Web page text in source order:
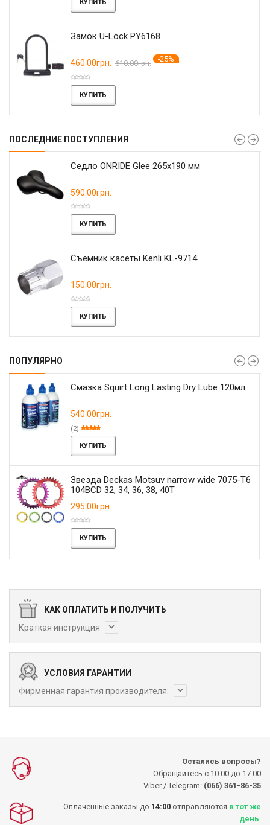
КУПИТЬ
Замок U-Lock PY6168
460.00грн. 610.00грн. -25%
КУПИТЬ
ПОСЛЕДНИЕ ПОСТУПЛЕНИЯ
Седло ONRIDE Glee 265x190 мм
590.00грн.
КУПИТЬ
Съемник касеты Kenli KL-9714
150.00грн.
КУПИТЬ
ПОПУЛЯРНО
Смазка Squirt Long Lasting Dry Lube 120мл
540.00грн.
(2)
КУПИТЬ
Звезда Deckas Motsuv narrow wide 7075-T6
104BCD 32, 34, 36, 38, 40T
295.00грн.
КУПИТЬ
КАК ОПЛАТИТЬ И ПОЛУЧИТЬ
Краткая инструкция
УСЛОВИЯ ГАРАНТИИ
Фирменная гарантия производителя:
Остались вопросы?
Обращайтесь с 10:00 до 17:00
Viber / Telegram: (066) 361-86-35
Оплаченные заказы до 14:00 отправляются в тот же
день